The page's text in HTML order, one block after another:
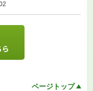
ページトップ